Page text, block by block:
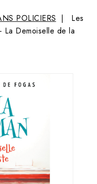
POLICIERS
Les
La Demoiselle de la